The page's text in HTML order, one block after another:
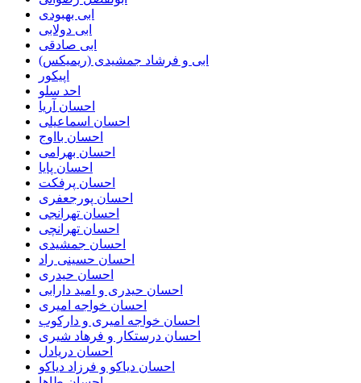
ابی بهبودی
ابی دولابی
ابی صادقی
ابی و فرشاد جمشیدی (ریمیکس)
اپیکور
احد سلو
احسان آریا
احسان اسماعیلی
احسان بااوج
احسان بهرامی
احسان پایا
احسان پرفکت
احسان پورجعفری
احسان تهرانجی
احسان تهرانچی
احسان جمشیدی
احسان حسینی راد
احسان حیدری
احسان حیدری و امید دارابی
احسان خواجه امیری
احسان خواجه امیری و دارکوب
احسان درستكار و فرهاد شيرى
احسان دریادل
احسان دیاکو و فرزاد دیاکو